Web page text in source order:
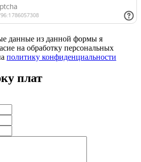
данные из данной формы я
на обработку персональных
политику конфиденциальности
плат